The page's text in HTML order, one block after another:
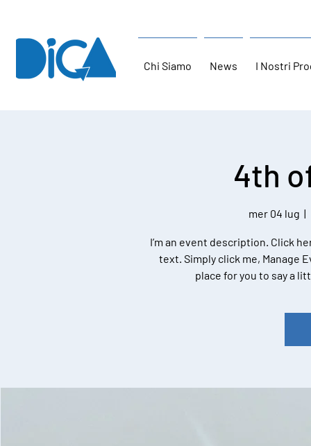
Chi Siamo News I Nostri
4th
mer 04 lug
  |
I’m an event description. Click
text. Simply click me, Manage
place for you to say a